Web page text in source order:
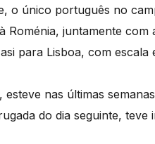
o único português no
juntamente com
para Lisboa, com escala
nas últimas
do dia seguinte, teve